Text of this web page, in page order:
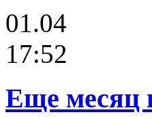
01.04
17:52
Еще месяц